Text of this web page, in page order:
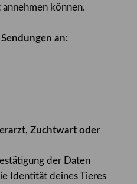
können.
an:
Zuchtwart oder
der Daten
Identität deines Tieres